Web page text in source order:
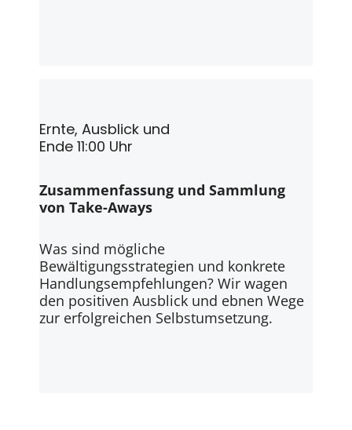
Ernte, Ausblick und
Ende 11:00 Uhr
Zusammenfassung und Sammlung
von Take-Aways
Was sind mögliche
Bewältigungsstrategien und konkrete
Handlungsempfehlungen? Wir wagen
den positiven Ausblick und ebnen Wege
zur erfolgreichen Selbstumsetzung.